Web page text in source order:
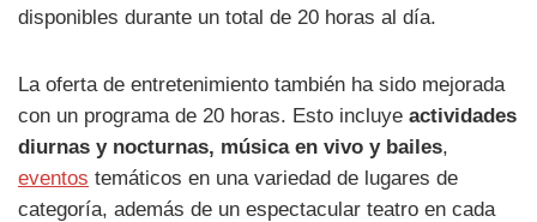
disponibles durante un total de 20 horas al día.
La oferta de entretenimiento también ha sido mejorada
con un programa de 20 horas. Esto incluye actividades
diurnas y nocturnas, música en vivo y bailes,
eventos temáticos en una variedad de lugares de
categoría, además de un espectacular teatro en cada